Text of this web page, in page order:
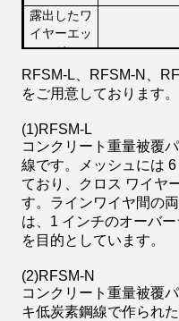
露出したワ
イヤーエッ
ジ
RFSM-L、RFSM-N、
をご用意しております。
(1)RFSM-L
コンクリート重量被覆
線です。メッシュには
ており、クロス ワイヤ
す。ラインワイヤ間の
は、1 インチのオーバ
を目的としています。
(2)RFSM-N
コンクリート重量被覆
キ低炭素鋼線で作られ